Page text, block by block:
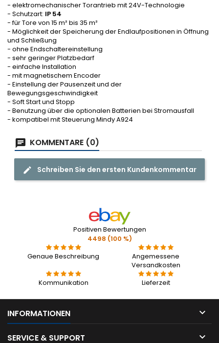
- elektromechanischer Torantrieb mit 24V-Technologie
- Schutzart: IP 54
- für Tore von 15 m² bis 35 m²
- Möglichkeit der Speicherung der Endlaufpositionen in Öffnung
und Schließung
- ohne Endschaltereinstellung
- sehr geringer Platzbedarf
- einfache Installation
- mit magnetischem Encoder
- Einstellung der Pausenzeit und der
Bewegungsgeschwindigkeit
- Soft Start und Stopp
- Benutzung über die optionalen Batterien bei Stromausfall
- kompatibel mit Steuerung Mindy A924
KOMMENTARE (0)
Schreiben Sie den ersten Kundenkommentar
Positiven Bewertungen
4498 (100 %)
Genaue Beschreibung
Angemessene
Versandkosten
Kommunikation
Lieferzeit
INFORMATIONEN 
SERVICE & SUPPORT 